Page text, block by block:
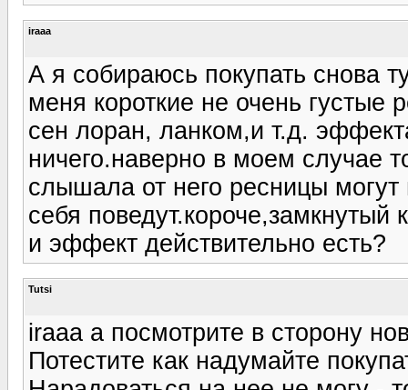
iraaa
А я собираюсь покупать снова
меня короткие не очень густые
сен лоран, ланком,и т.д.
ничего.наверно в моем случае
слышала от него ресницы могут
себя поведут.короче,замкнутый
и эффект действительно есть?
Tutsi
iraaa а посмотрите в сторону
Потестите как надумайте